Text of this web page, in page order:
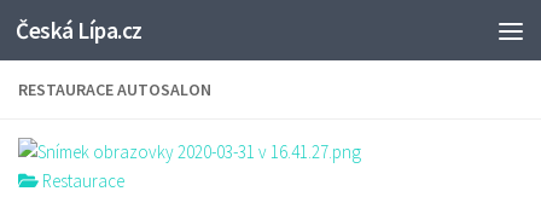
Skip to content
Česká Lípa.cz
RESTAURACE AUTOSALON
Restaurace